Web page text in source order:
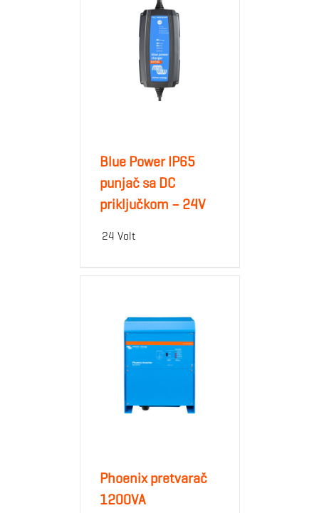
Blue Power IP65
punjač sa DC
priključkom – 24V
24 Volt
Phoenix pretvarač
1200VA